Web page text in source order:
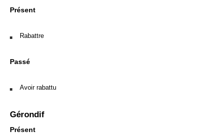
Présent
Rabattre
Passé
Avoir rabattu
Gérondif
Présent